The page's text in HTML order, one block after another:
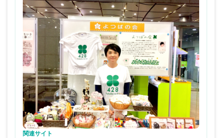
関連サイト